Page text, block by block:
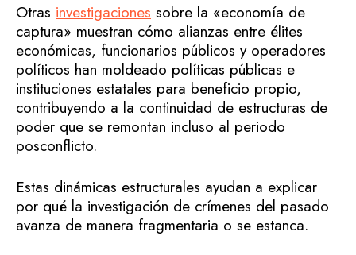
Otras investigaciones sobre la «economía de
captura» muestran cómo alianzas entre élites
económicas, funcionarios públicos y operadores
políticos han moldeado políticas públicas e
instituciones estatales para beneficio propio,
contribuyendo a la continuidad de estructuras de
poder que se remontan incluso al periodo
posconflicto.
Estas dinámicas estructurales ayudan a explicar
por qué la investigación de crímenes del pasado
avanza de manera fragmentaria o se estanca.